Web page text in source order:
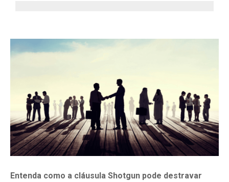
Entenda como a cláusula Shotgun pode destravar